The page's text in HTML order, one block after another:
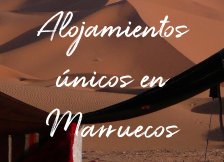
Alojamientos
únicos en
Marruecos